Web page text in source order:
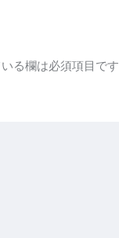
る欄は必須項目です